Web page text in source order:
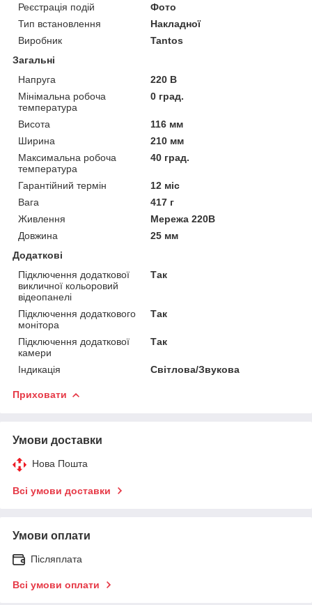
Реєстрація подій
Фото
Тип встановлення
Накладної
Виробник
Tantos
Загальні
Напруга
220 В
Мінімальна робоча
температура
0 град.
Висота
116 мм
Ширина
210 мм
Максимальна робоча
температура
40 град.
Гарантійний термін
12 міс
Вага
417 г
Живлення
Мережа 220В
Довжина
25 мм
Додаткові
Підключення додаткової
викличної кольоровий
відеопанелі
Так
Підключення додаткового
монітора
Так
Підключення додаткової
камери
Так
Індикація Світлова/Звукова
Приховати
Умови доставки
Нова Пошта
Всі умови доставки
Умови оплати
Післяплата
Всі умови оплати